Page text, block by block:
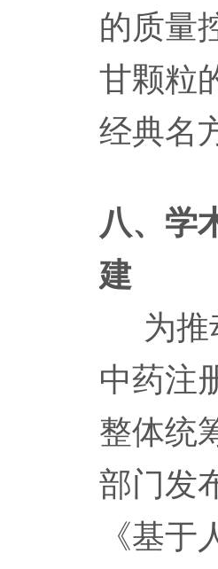
的质量
甘颗粒
经典名
八、学
建
为推
中药注
整体统
部门发
《基